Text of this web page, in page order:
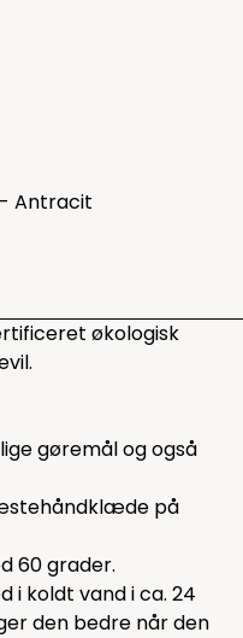
Antracit
økologisk
gøremål og også
på
60 grader.
i koldt vand i ca. 24
den bedre når den